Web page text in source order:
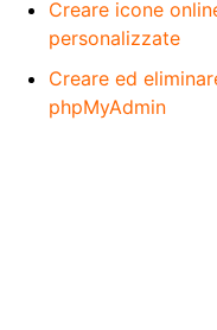
Creare icone
personalizzate
Creare ed
phpMyAdmin